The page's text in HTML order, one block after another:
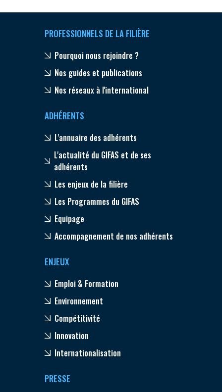
PROFESSIONNELS DE LA FILIÈRE
Pourquoi nous rejoindre ?
Nos guides et publications
Nos réseaux à l'international
ADHÉRENTS
L'annuaire des adhérents
L'actualité du GIFAS et de ses
adhérents
Les enjeux de la filière
Les Programmes du GIFAS
Equipage
Accompagnement de nos adhérents
ENJEUX
Emploi & Formation
Environnement
Compétitivité
Innovation
Internationalisation
PRESSE